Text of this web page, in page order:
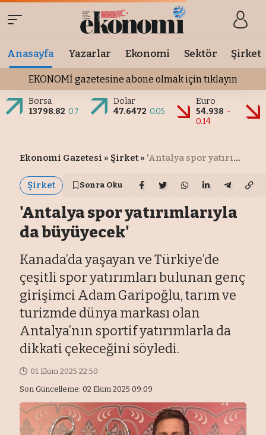
Anasayfa Yazarlar Ekonomi Sektör Şirket
EKONOMİ gazetesine abone olmak için tıklayın
Borsa
13798.82 0.7
Dolar
47.6472 0.05
Euro
54.938 -
0.14
Ekonomi Gazetesi » Şirket » 'Antalya spor yatırımlarıyla da büyüyecek'
Şirket Sonra Oku
'Antalya spor yatırımlarıyla
da büyüyecek'
Kanada’da yaşayan ve Türkiye’de
çeşitli spor yatırımları bulunan genç
girişimci Adam Garipoğlu, tarım ve
turizmde dünya markası olan
Antalya’nın sportif yatırımlarla da
dikkati çekeceğini söyledi.
Son Güncelleme: 02 Ekim 2025 09:09
01 Ekim 2025 22:50